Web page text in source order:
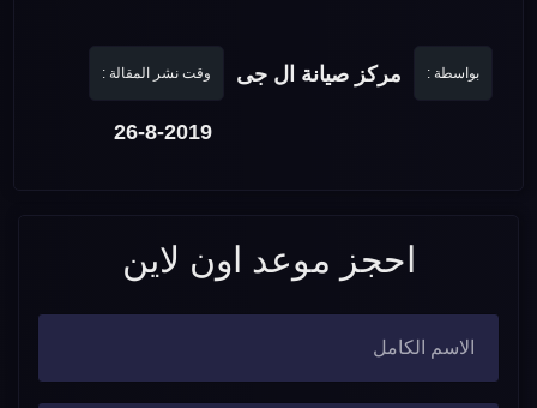
بواسطة : مركز صيانة ال جى وقت نشر المقالة :
26-8-2019
احجز موعد اون لاين